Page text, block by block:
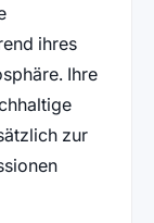
ihres
Ihre
zur